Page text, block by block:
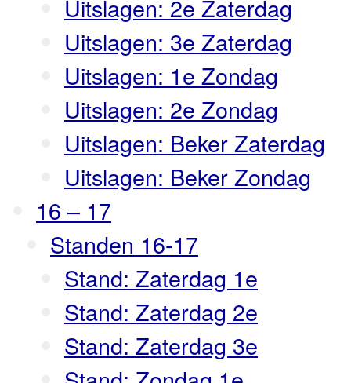
Uitslagen: 2e Zaterdag
Uitslagen: 3e Zaterdag
Uitslagen: 1e Zondag
Uitslagen: 2e Zondag
Uitslagen: Beker Zaterdag
Uitslagen: Beker Zondag
16 – 17
Standen 16-17
Stand: Zaterdag 1e
Stand: Zaterdag 2e
Stand: Zaterdag 3e